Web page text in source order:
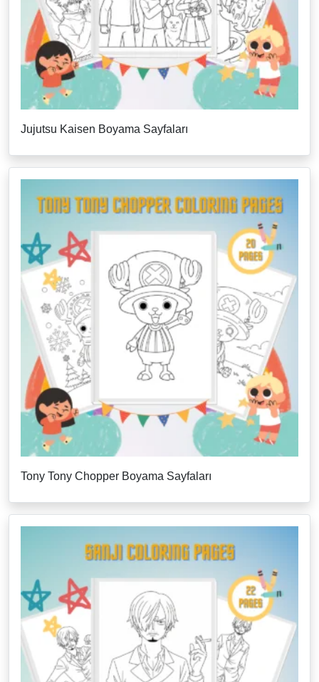
Jujutsu Kaisen Boyama Sayfaları
Tony Tony Chopper Boyama Sayfaları